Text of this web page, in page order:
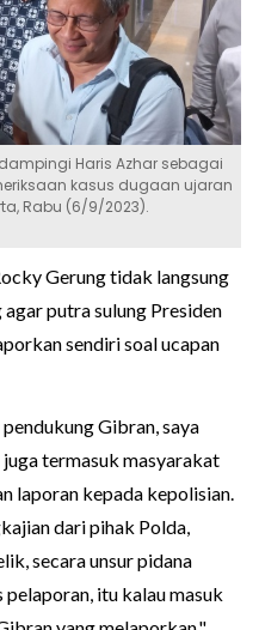
Haris Azhar sebagai
kasus dugaan ujaran
Rabu (6/9/2023).
Gerung tidak langsung
putra sulung Presiden
sendiri soal ucapan
Gibran, saya
termasuk masyarakat
laporan kepada kepolisian.
dari pihak Polda,
secara unsur pidana
itu kalau masuk